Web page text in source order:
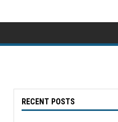
RECENT POSTS